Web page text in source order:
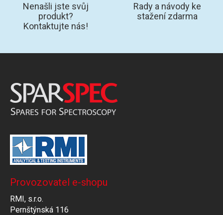
Nenašli jste svůj
produkt?
Kontaktujte nás!
Rady a návody ke
stažení zdarma
Provozovatel e-shopu
RMI, s.r.o.
Pernštýnská 116